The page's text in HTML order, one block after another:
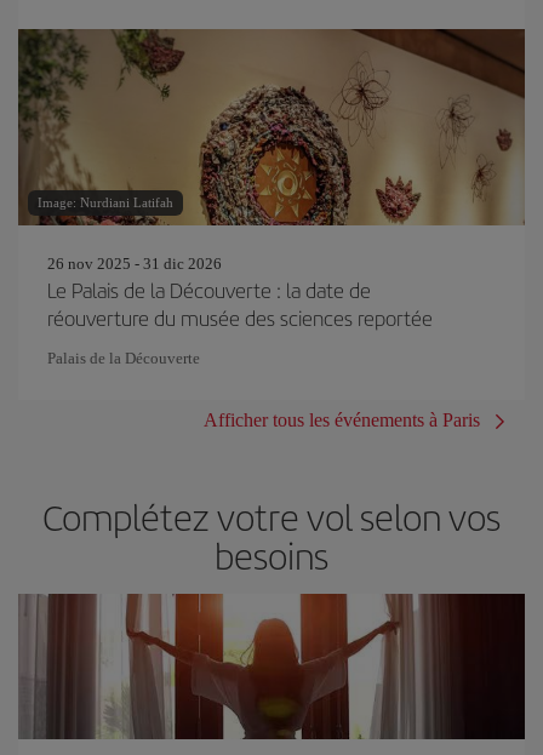
Image: Nurdiani Latifah
26 nov 2025 - 31 dic 2026
Le Palais de la Découverte : la date de
réouverture du musée des sciences reportée
Palais de la Découverte
Afficher tous les événements à Paris
Complétez votre vol selon vos
besoins